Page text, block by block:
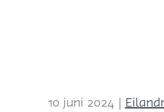
10 juni 2024 |